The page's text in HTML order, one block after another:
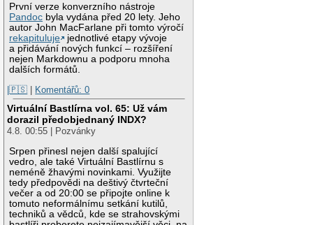
První verze konverzního nástroje
Pandoc byla vydána před 20 lety. Jeho
autor John MacFarlane při tomto výročí
rekapituluje
jednotlivé etapy vývoje
a přidávání nových funkcí – rozšíření
nejen Markdownu a podporu mnoha
dalších formátů.
|🇵🇸
Komentářů: 0
Virtuální Bastlírna vol. 65: Už vám
dorazil předobjednaný INDX?
4.8. 00:55 | Pozvánky
Srpen přinesl nejen další spalující
vedro, ale také Virtuální Bastlírnu s
neméně žhavými novinkami. Využijte
tedy předpovědi na deštivý čtvrteční
večer a od 20:00 se připojte online k
tomuto neformálnímu setkání kutilů,
techniků a vědců, kde se strahovskými